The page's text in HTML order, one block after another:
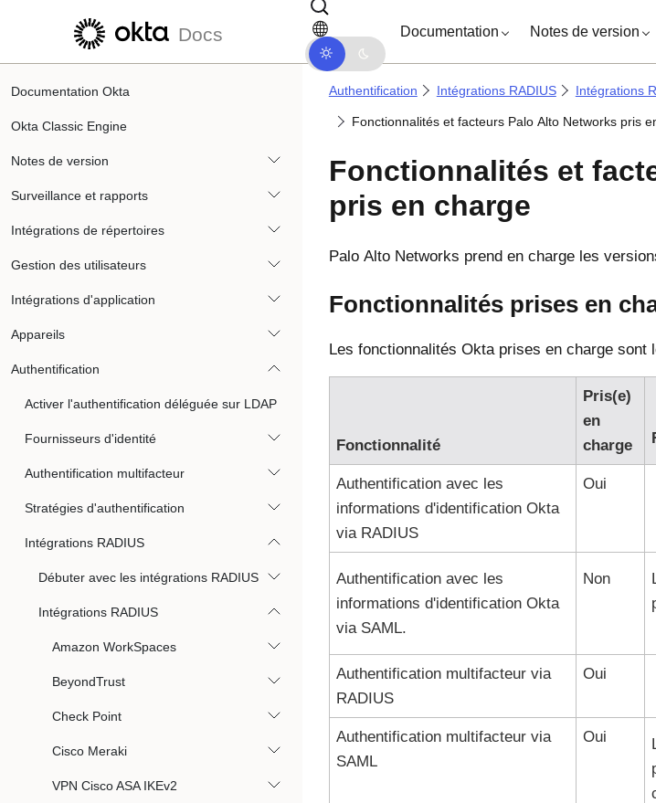
Passer au contenu principal Passer à la navigation dans les documents
Docs Documentation Notes de version
Documentation Okta
Okta Classic Engine
Notes de version
Surveillance et rapports
Intégrations de répertoires
Gestion des utilisateurs
Intégrations d'application
Appareils
Authentification
Activer l'authentification déléguée sur LDAP
Fournisseurs d'identité
Authentification multifacteur
Stratégies d'authentification
Intégrations RADIUS
Débuter avec les intégrations RADIUS
Intégrations RADIUS
Amazon WorkSpaces
BeyondTrust
Check Point
Cisco Meraki
VPN Cisco ASA IKEv2
Authentification Intégrations RADIUS Intégrations
Fonctionnalités et facteurs Palo Alto Networks pris
Fonctionnalités et
pris en charge
Palo Alto Networks prend en charge les
Fonctionnalités prises en
Les fonctionnalités Okta prises en charge sont
Fonctionnalité
Pris(e)
en
charge
Authentification avec les
informations d'identification Okta
via RADIUS
Oui
Authentification avec les
informations d'identification Okta
via SAML.
Non
Authentification multifacteur via
RADIUS
Oui
Authentification multifacteur via
SAML
Oui